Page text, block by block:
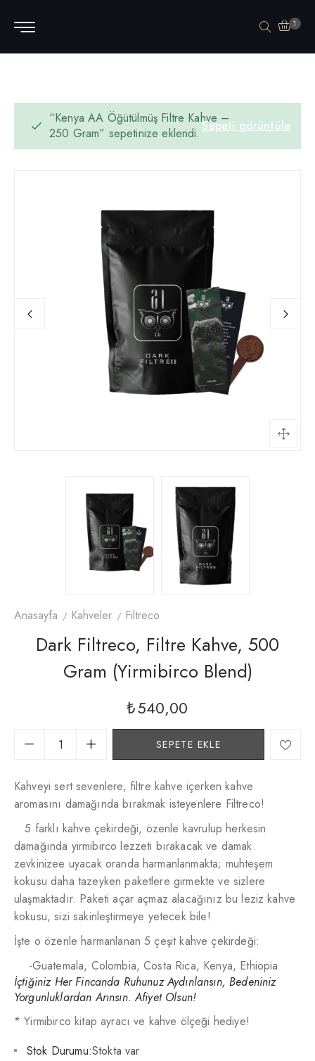
1
Sepeti görüntüle
“Kenya AA Öğütülmüş Filtre Kahve –
250 Gram” sepetinize eklendi.
Anasayfa Kahveler Filtreco
Dark Filtreco, Filtre Kahve, 500
Gram (yirmibirco Blend)
₺540,00
SEPETE EKLE
Kahveyi sert sevenlere, filtre kahve içerken kahve
aromasını damağında bırakmak isteyenlere Filtreco!
5 farklı kahve çekirdeği, özenle kavrulup herkesin
damağında yirmibirco lezzeti bırakacak ve damak
zevkinizee uyacak oranda harmanlanmakta; muhteşem
kokusu daha tazeyken paketlere girmekte ve sizlere
ulaşmaktadır. Paketi açar açmaz alacağınız bu leziz kahve
kokusu, sizi sakinleştirmeye yetecek bile!
İşte o özenle harmanlanan 5 çeşit kahve çekirdeği:
-Guatemala, Colombia, Costa Rica, Kenya, Ethiopia
İçtiğiniz Her Fincanda Ruhunuz Aydınlansın, Bedeniniz
Yorgunluklardan Arınsın. Afiyet Olsun!
* Yirmibirco kitap ayracı ve kahve ölçeği hediye!
Stok Durumu:Stokta var